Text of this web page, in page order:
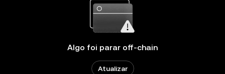
Algo foi parar off-chain
Atualizar